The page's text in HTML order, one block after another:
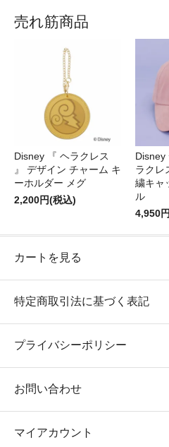
売れ筋商品
Disney 『 ヘラクレス
』 デザイン チャーム キ
ーホルダー メグ
2,200円(税込)
Disney
ラクレ
繍キャ
ル
4,950
カートを見る
特定商取引法に基づく表記
プライバシーポリシー
お問い合わせ
マイアカウント